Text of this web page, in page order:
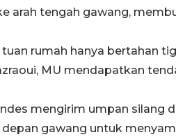
arah tengah gawang,
rumah hanya bertahan
MU mendapatkan
mengirim umpan silang
gawang untuk